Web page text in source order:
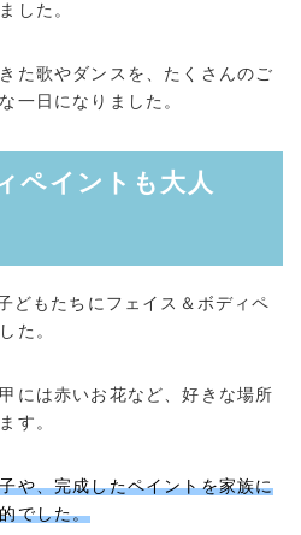
した。
た歌やダンスを、たくさんのご
一日になりました。
ペイントも大人
どもたちにフェイス＆ボディペ
た。
には赤いお花など、好きな場所
す。
や、完成したペイントを家族に
でした。